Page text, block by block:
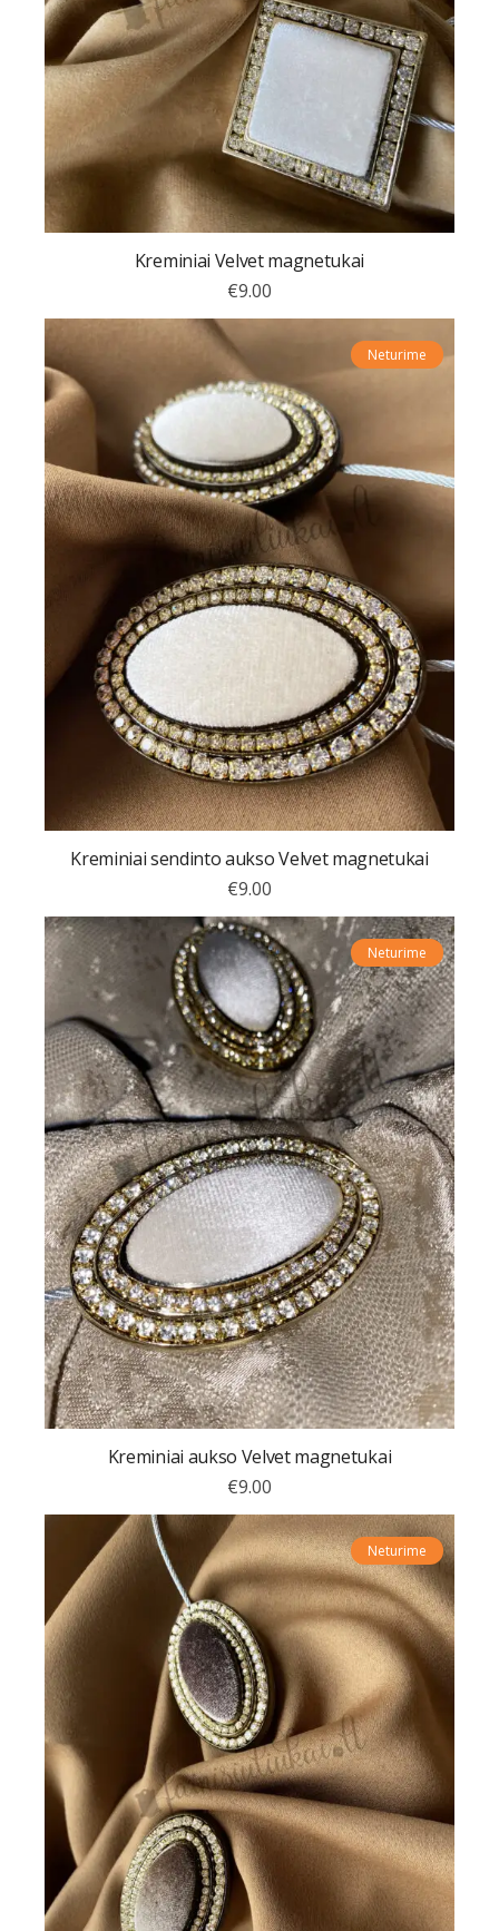
Kreminiai Velvet magnetukai
€9.00
Neturime
Kreminiai sendinto aukso Velvet magnetukai
€9.00
Neturime
Kreminiai aukso Velvet magnetukai
€9.00
Neturime